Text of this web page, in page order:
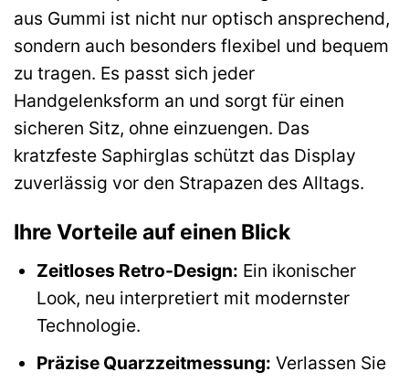
aus Gummi ist nicht nur optisch ansprechend,
sondern auch besonders flexibel und bequem
zu tragen. Es passt sich jeder
Handgelenksform an und sorgt für einen
sicheren Sitz, ohne einzuengen. Das
kratzfeste Saphirglas schützt das Display
zuverlässig vor den Strapazen des Alltags.
Ihre Vorteile auf einen Blick
Zeitloses Retro-Design: Ein ikonischer
Look, neu interpretiert mit modernster
Technologie.
Präzise Quarzzeitmessung: Verlassen Sie